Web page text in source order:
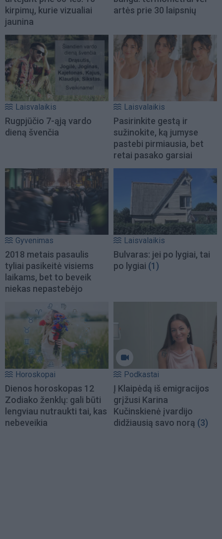
kirpimų, kurie vizualiai
jaunina
artės prie 30 laipsnių
Laisvalaikis
Rugpjūčio 7-ąją vardo
dieną švenčia
Laisvalaikis
Pasirinkite gestą ir
sužinokite, ką jumyse
pastebi pirmiausia, bet
retai pasako garsiai
Gyvenimas
2018 metais pasaulis
tyliai pasikeitė visiems
laikams, bet to beveik
niekas nepastebėjo
Laisvalaikis
Bulvaras: jei po lygiai, tai
po lygiai (1)
Horoskopai
Dienos horoskopas 12
Zodiako ženklų: gali būti
lengviau nutraukti tai, kas
nebeveikia
Podkastai
Į Klaipėdą iš emigracijos
grįžusi Karina
Kučinskienė įvardijo
didžiausią savo norą (3)